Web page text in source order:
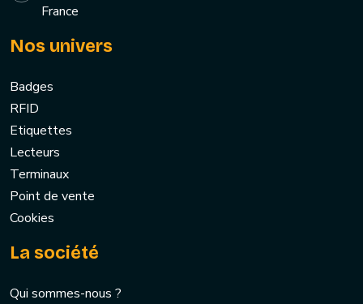
France
Nos univers
Badges
RFID
Etiquettes
Lecteurs
Terminaux
Point de vente
Cookies
La société
Qui sommes-nous ?